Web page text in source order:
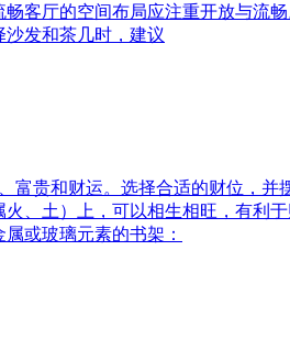
客厅的空间布局应注重开放与流
发和茶几时，建议
贵和财运。选择合适的财位，并
、土）上，可以相生相旺，有利
或玻璃元素的书架：